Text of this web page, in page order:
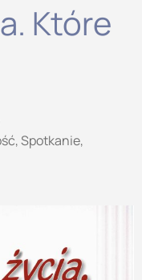
Które
,Spotkanie,